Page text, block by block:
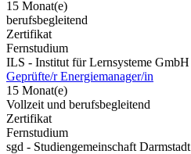
15 Monat(e)
berufsbegleitend
Zertifikat
Fernstudium
ILS - Institut für Lernsysteme GmbH
Geprüfte/r Energiemanager/in
15 Monat(e)
Vollzeit und berufsbegleitend
Zertifikat
Fernstudium
sgd - Studiengemeinschaft Darmstadt